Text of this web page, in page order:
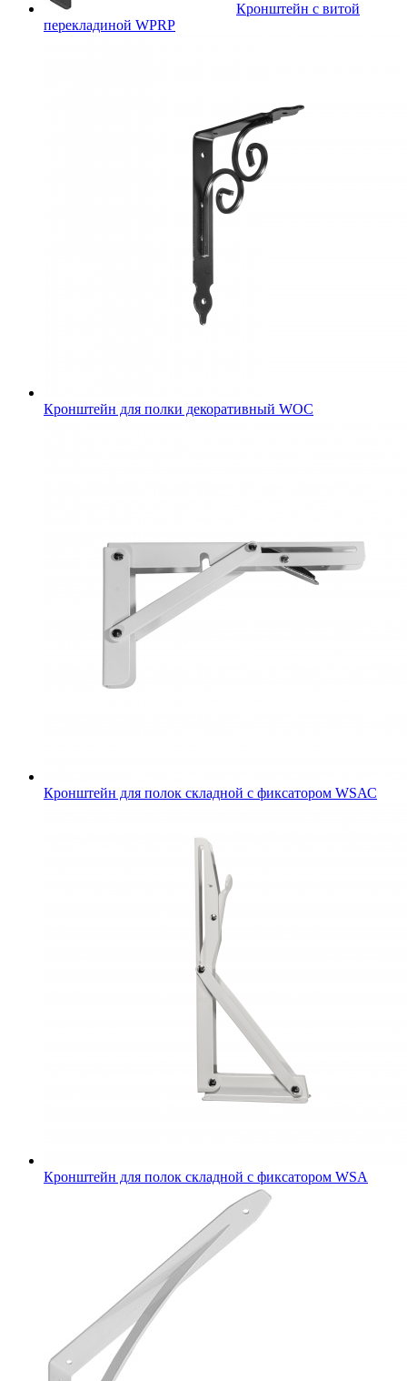
Кронштейн с витой
перекладиной WPRP
Кронштейн для полки декоративный WOC
Кронштейн для полок складной с фиксатором WSАС
Кронштейн для полок складной с фиксатором WSА